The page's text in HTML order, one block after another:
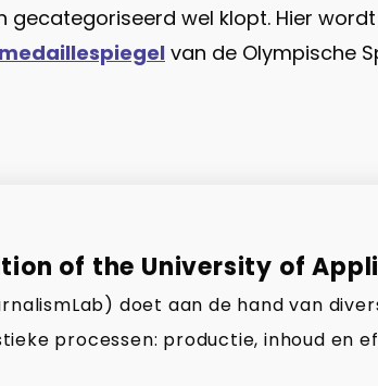
wel klopt. Hier
medaillespiegel van de Olympische
of the University of
doet aan de hand van
processen: productie, inhoud en